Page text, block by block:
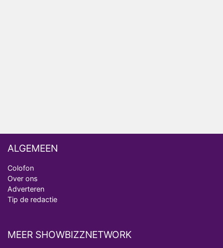
ALGEMEEN
Colofon
Over ons
Adverteren
Tip de redactie
MEER SHOWBIZZNETWORK